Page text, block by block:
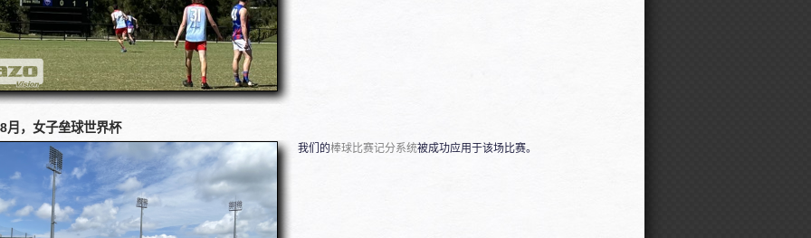
月，女子垒球世界杯
我们的棒球比赛记分系统被成功应用于该场比赛。